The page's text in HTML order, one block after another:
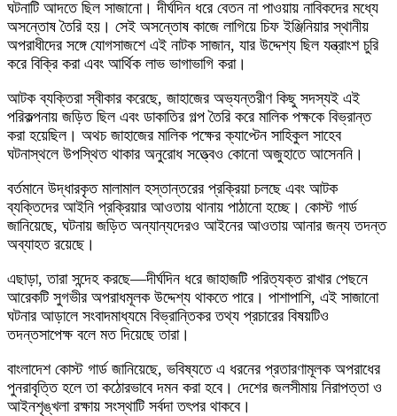
ঘটনাটি আদতে ছিল সাজানো। দীর্ঘদিন ধরে বেতন না পাওয়ায় নাবিকদের মধ্যে
অসন্তোষ তৈরি হয়। সেই অসন্তোষ কাজে লাগিয়ে চিফ ইঞ্জিনিয়ার স্থানীয়
অপরাধীদের সঙ্গে যোগসাজশে এই নাটক সাজান, যার উদ্দেশ্য ছিল যন্ত্রাংশ চুরি
করে বিক্রি করা এবং আর্থিক লাভ ভাগাভাগি করা।
আটক ব্যক্তিরা স্বীকার করেছে, জাহাজের অভ্যন্তরীণ কিছু সদস্যই এই
পরিকল্পনায় জড়িত ছিল এবং ডাকাতির গল্প তৈরি করে মালিক পক্ষকে বিভ্রান্ত
করা হয়েছিল। অথচ জাহাজের মালিক পক্ষের ক্যাপ্টেন সাহিকুল সাহেব
ঘটনাস্থলে উপস্থিত থাকার অনুরোধ সত্ত্বেও কোনো অজুহাতে আসেননি।
বর্তমানে উদ্ধারকৃত মালামাল হস্তান্তরের প্রক্রিয়া চলছে এবং আটক
ব্যক্তিদের আইনি প্রক্রিয়ার আওতায় থানায় পাঠানো হচ্ছে। কোস্ট গার্ড
জানিয়েছে, ঘটনায় জড়িত অন্যান্যদেরও আইনের আওতায় আনার জন্য তদন্ত
অব্যাহত রয়েছে।
এছাড়া, তারা সন্দেহ করছে—দীর্ঘদিন ধরে জাহাজটি পরিত্যক্ত রাখার পেছনে
আরেকটি সুগভীর অপরাধমূলক উদ্দেশ্য থাকতে পারে। পাশাপাশি, এই সাজানো
ঘটনার আড়ালে সংবাদমাধ্যমে বিভ্রান্তিকর তথ্য প্রচারের বিষয়টিও
তদন্তসাপেক্ষ বলে মত দিয়েছে তারা।
বাংলাদেশ কোস্ট গার্ড জানিয়েছে, ভবিষ্যতে এ ধরনের প্রতারণামূলক অপরাধের
পুনরাবৃত্তি হলে তা কঠোরভাবে দমন করা হবে। দেশের জলসীমায় নিরাপত্তা ও
আইনশৃঙ্খলা রক্ষায় সংস্থাটি সর্বদা তৎপর থাকবে।